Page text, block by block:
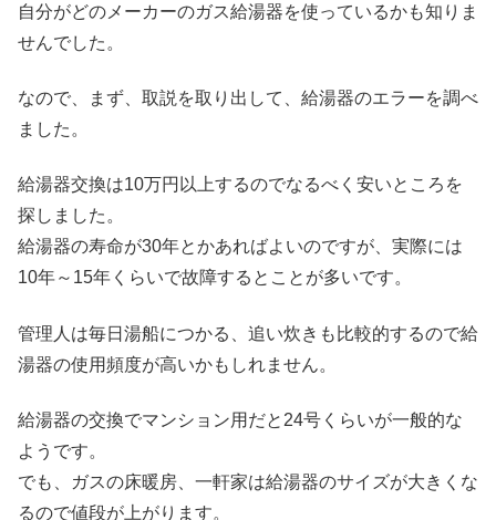
自分がどのメーカーのガス給湯器を使っているかも知りま
せんでした。
なので、まず、取説を取り出して、給湯器のエラーを調べ
ました。
給湯器交換は10万円以上するのでなるべく安いところを
探しました。
給湯器の寿命が30年とかあればよいのですが、実際には
10年～15年くらいで故障するとことが多いです。
管理人は毎日湯船につかる、追い炊きも比較的するので給
湯器の使用頻度が高いかもしれません。
給湯器の交換でマンション用だと24号くらいが一般的な
ようです。
でも、ガスの床暖房、一軒家は給湯器のサイズが大きくな
るので値段が上がります。